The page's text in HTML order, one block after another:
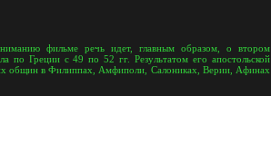
фильме речь идет, главным образом, о втором
по Греции с 49 по 52 гг. Результатом его апостольской
общин в Филиппах, Амфиполи, Салониках, Верии, Афинах